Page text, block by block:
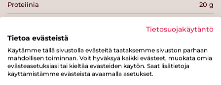
Proteiinia 20 g
Tulosta sivu
Tietosuojakäytäntö
Tietoa evästeistä
Käytämme tällä sivustolla evästeitä taataksemme sivuston parhaan
mahdollisen toiminnan. Voit hyväksyä kaikki evästeet, muokata omia
evästeasetuksiasi tai kieltää evästeiden käytön. Saat lisätietoja
käyttämistämme evästeistä avaamalla asetukset.